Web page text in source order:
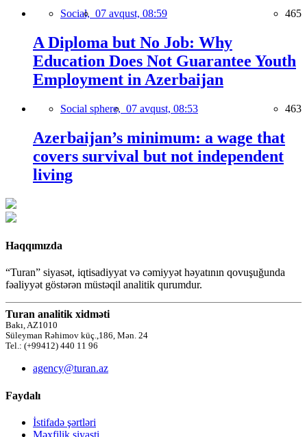
Social, 07 avqust, 08:59 465
A Diploma but No Job: Why
Education Does Not Guarantee Youth
Employment in Azerbaijan
Social sphere, 07 avqust, 08:53 463
Azerbaijan’s minimum: a wage that
covers survival but not independent
living
Haqqımızda
“Turan” siyasət, iqtisadiyyat və cəmiyyət həyatının qovuşuğunda
fəaliyyət göstərən müstəqil analitik qurumdur.
Turan analitik xidməti
Bakı, AZ1010
Süleyman Rəhimov küç.,186, Mən. 24
Tel.: (+99412) 440 11 96
agency@turan.az
Faydalı
İstifadə şərtləri
Məxfilik siyasti